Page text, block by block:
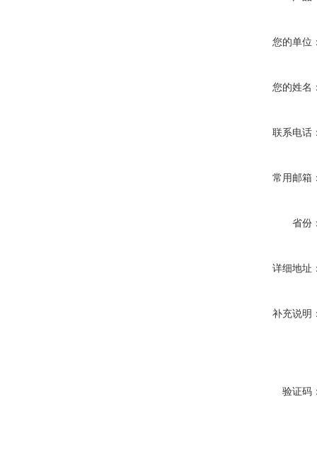
您的单位
您的姓名
联系电话
常用邮箱
省份
详细地址
补充说明
验证码